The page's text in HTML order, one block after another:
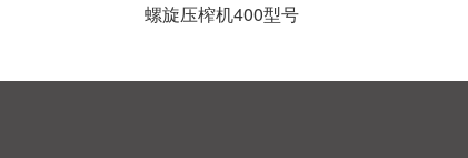
螺旋压榨机400型号